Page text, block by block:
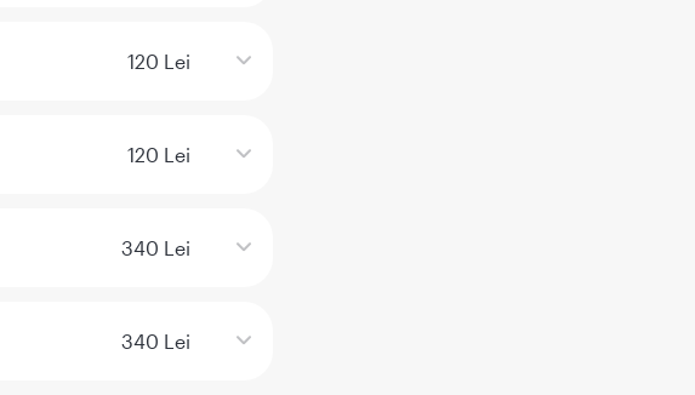
120 Lei
120 Lei
340 Lei
340 Lei